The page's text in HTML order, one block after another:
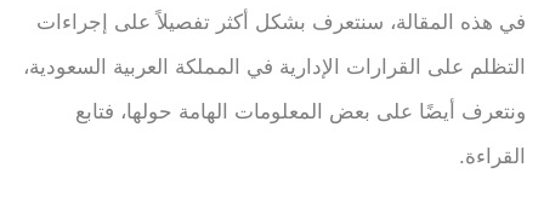
في هذه المقالة، سنتعرف بشكل أكثر تفصيلاً على إجراءات
التظلم على القرارات الإدارية في المملكة العربية السعودية،
ونتعرف أيضًا على بعض المعلومات الهامة حولها، فتابع
القراءة.